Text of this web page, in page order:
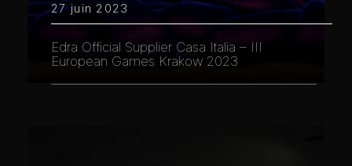
27 juin 2023
Edra Official Supplier Casa Italia – III
European Games Krakow 2023